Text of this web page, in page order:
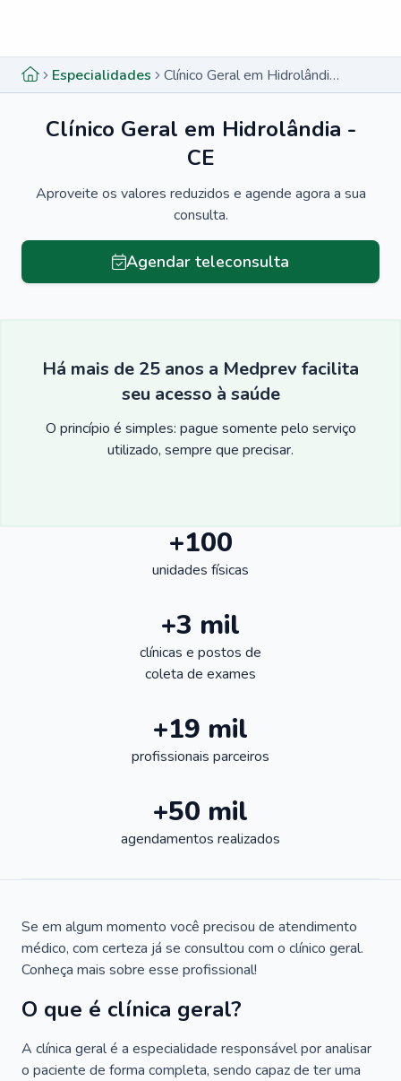
Especialidades Clínico Geral em Hidrolândia - CE
Clínico Geral em Hidrolândia -
CE
Aproveite os valores reduzidos e agende agora a sua
consulta.
Agendar teleconsulta
Há mais de 25 anos a Medprev facilita
seu acesso à saúde
O princípio é simples: pague somente pelo serviço
utilizado, sempre que precisar.
+100
unidades físicas
+3 mil
clínicas e postos de
coleta de exames
+19 mil
profissionais parceiros
+50 mil
agendamentos realizados
Se em algum momento você precisou de atendimento
médico, com certeza já se consultou com o clínico geral.
Conheça mais sobre esse profissional!
O que é clínica geral?
A clínica geral é a especialidade responsável por analisar
o paciente de forma completa, sendo capaz de ter uma